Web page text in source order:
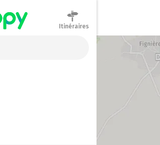
Itinéraires